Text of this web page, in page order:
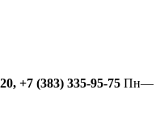
+7 (383) 335-95-75 Пн—